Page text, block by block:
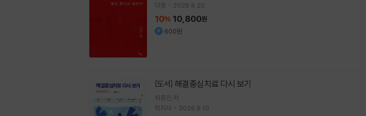
다층
2026.8.20.
10% 10,800원
600원
[도서] 해결중심치료 다시 보기
최중진 저
학지사
2026.8.10.